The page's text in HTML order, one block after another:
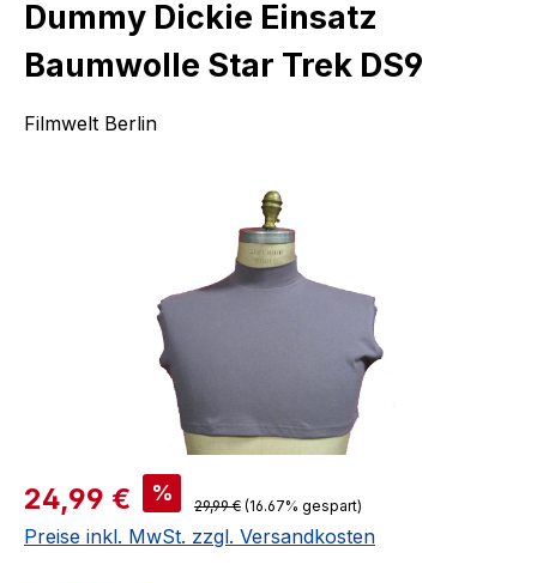
Dummy Dickie Einsatz
Baumwolle Star Trek DS9
Filmwelt Berlin
Verkaufspreis:
24,99 € % Regulärer Preis:
29,99 € (16.67% gespart)
Preise inkl. MwSt. zzgl. Versandkosten